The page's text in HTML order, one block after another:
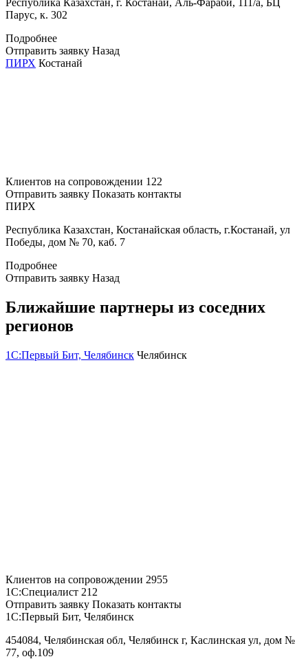
Парус, к. 302
Подробнее
Отправить заявку Назад
ПИРХ Костанай
Клиентов на сопровождении 122
Отправить заявку Показать контакты
ПИРХ
Республика Казахстан, Костанайская область, г.Костанай, ул
Победы, дом № 70, каб. 7
Подробнее
Отправить заявку Назад
Ближайшие партнеры из соседних
регионов
1С:Первый Бит, Челябинск Челябинск
Клиентов на сопровождении 2955
1С:Специалист 212
Отправить заявку Показать контакты
1С:Первый Бит, Челябинск
454084, Челябинская обл, Челябинск г, Каслинская ул, дом №
77, оф.109